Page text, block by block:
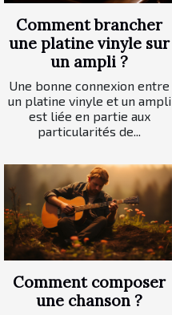
Comment brancher
une platine vinyle sur
un ampli ?
Une bonne connexion entre
un platine vinyle et un ampli
est liée en partie aux
particularités de...
Comment composer
une chanson ?